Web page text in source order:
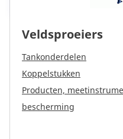
Veldsproeiers
Tankonderdelen
Koppelstukken
Producten,
bescherming